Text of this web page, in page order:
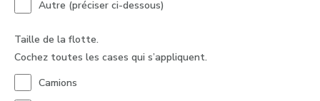
Autre (préciser ci-dessous)
Taille de la flotte.
Cochez toutes les cases qui s’appliquent.
Camions